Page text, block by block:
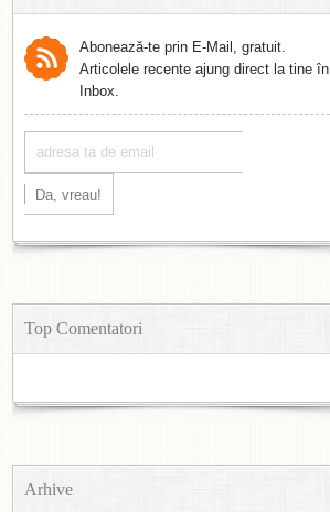
Abonează-te prin E-Mail, gratuit.
Articolele recente ajung direct la tine în
Inbox.
Top Comentatori
Arhive